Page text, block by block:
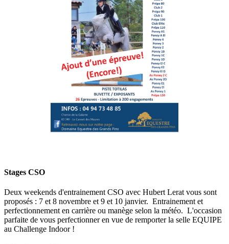
Stages CSO
Deux weekends d'entrainement CSO avec Hubert Lerat vous sont
proposés : 7 et 8 novembre et 9 et 10 janvier. Entrainement et
perfectionnement en carrière ou manège selon la météo. L'occasion
parfaite de vous perfectionner en vue de remporter la selle EQUIPE
au Challenge Indoor !